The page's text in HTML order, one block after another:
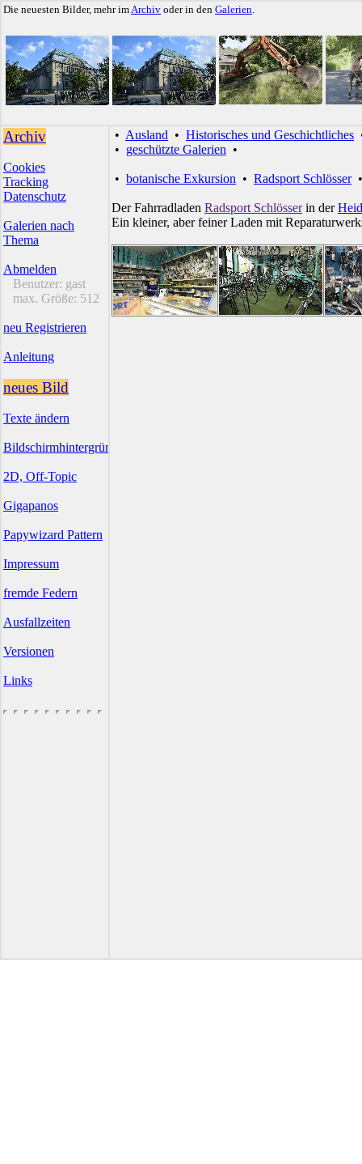
Die neuesten Bilder, mehr imArchiv oder in den Galerien.
Archiv
Cookies
Tracking
Datenschutz
Galerien nach
Thema
Abmelden
Benutzer: gast
max. Größe: 512
neu Registrieren
Anleitung
neues Bild
Texte ändern
Bildschirmhintergründe
2D, Off-Topic
Gigapanos
Papywizard Pattern
Impressum
fremde Federn
Ausfallzeiten
Versionen
Links
• Ausland • Historisches und Geschichtliches
• geschützte Galerien •
• botanische Exkursion • Radsport Schlösser
Der Fahrradladen Radsport Schlösserin der
Ein kleiner, aber feiner Laden mit